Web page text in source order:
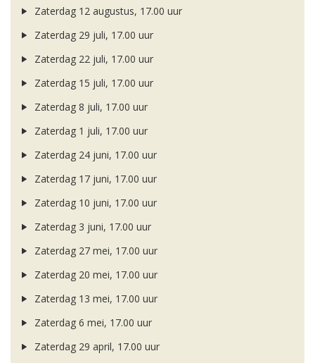
Zaterdag 12 augustus, 17.00 uur
Zaterdag 29 juli, 17.00 uur
Zaterdag 22 juli, 17.00 uur
Zaterdag 15 juli, 17.00 uur
Zaterdag 8 juli, 17.00 uur
Zaterdag 1 juli, 17.00 uur
Zaterdag 24 juni, 17.00 uur
Zaterdag 17 juni, 17.00 uur
Zaterdag 10 juni, 17.00 uur
Zaterdag 3 juni, 17.00 uur
Zaterdag 27 mei, 17.00 uur
Zaterdag 20 mei, 17.00 uur
Zaterdag 13 mei, 17.00 uur
Zaterdag 6 mei, 17.00 uur
Zaterdag 29 april, 17.00 uur